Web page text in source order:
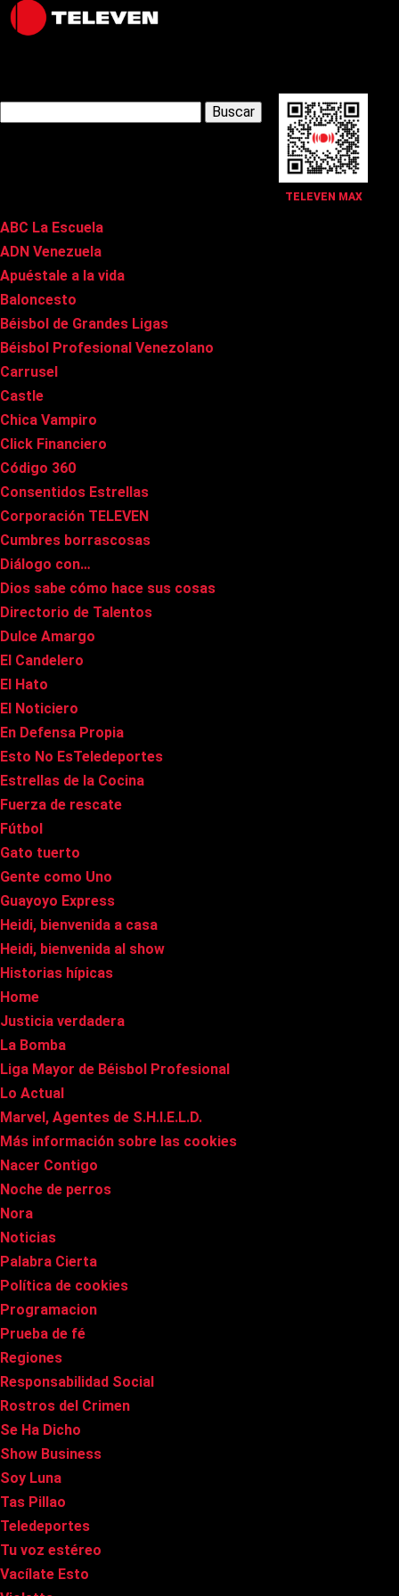
TELEVEN MAX
Latest Posts
ABC La Escuela
ADN Venezuela
Apuéstale a la vida
Baloncesto
Béisbol de Grandes Ligas
Béisbol Profesional Venezolano
Carrusel
Castle
Chica Vampiro
Click Financiero
Código 360
Consentidos Estrellas
Corporación TELEVEN
Cumbres borrascosas
Diálogo con…
Dios sabe cómo hace sus cosas
Directorio de Talentos
Dulce Amargo
El Candelero
El Hato
El Noticiero
En Defensa Propia
Esto No EsTeledeportes
Estrellas de la Cocina
Fuerza de rescate
Fútbol
Gato tuerto
Gente como Uno
Guayoyo Express
Heidi, bienvenida a casa
Heidi, bienvenida al show
Historias hípicas
Home
Justicia verdadera
La Bomba
Liga Mayor de Béisbol Profesional
Lo Actual
Marvel, Agentes de S.H.I.E.L.D.
Más información sobre las cookies
Nacer Contigo
Noche de perros
Nora
Noticias
Palabra Cierta
Política de cookies
Programacion
Prueba de fé
Regiones
Responsabilidad Social
Rostros del Crimen
Se Ha Dicho
Show Business
Soy Luna
Tas Pillao
Teledeportes
Tu voz estéreo
Vacílate Esto